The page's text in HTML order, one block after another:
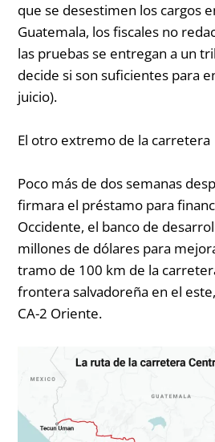
que se desestimen los cargos
Guatemala, los fiscales no
las pruebas se entregan a un
decide si son suficientes para
juicio).
El otro extremo de la carretera
Poco más de dos semanas
firmara el préstamo para
Occidente, el banco de
millones de dólares para
tramo de 100 km de la
frontera salvadoreña en el
CA-2 Oriente.